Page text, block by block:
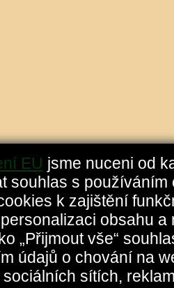
EU jsme nuceni od
souhlas s používáním
k zajištění
obsahu
„Přijmout vše“
údajů o chování na
sítích,